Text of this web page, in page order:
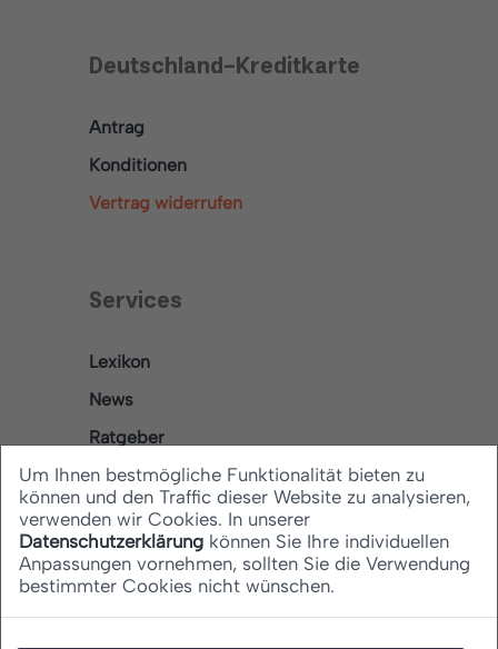
Deutschland-Kreditkarte
Antrag
Konditionen
Vertrag widerrufen
Services
Lexikon
News
Ratgeber
Rechtliches
Datenschutz
Um Ihnen bestmögliche Funktionalität bieten zu
können und den Traffic dieser Website zu analysieren,
verwenden wir Cookies. In unserer
Datenschutzerklärung können Sie Ihre individuellen
Anpassungen vornehmen, sollten Sie die Verwendung
bestimmter Cookies nicht wünschen.